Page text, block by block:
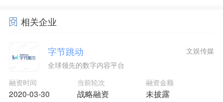
相关企业
字节跳动
全球领先的数字内容平台
文娱传媒
融资时间
2020-03-30
当前轮次
战略融资
融资金额
未披露